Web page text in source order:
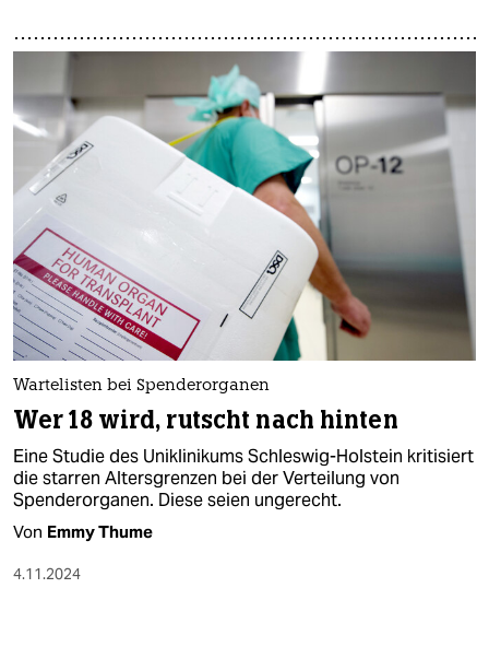
Wartelisten bei Spenderorganen
Wer 18 wird, rutscht nach hinten
Eine Studie des Uniklinikums Schleswig-Holstein kritisiert
die starren Altersgrenzen bei der Verteilung von
Spenderorganen. Diese seien ungerecht.
Von Emmy Thume
4.11.2024